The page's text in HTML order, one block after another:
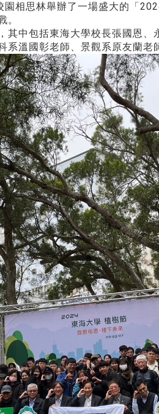
相思林舉辦了一場盛大的「
。
其中包括東海大學校長張國恩
溫國彰老師、景觀系原友蘭老